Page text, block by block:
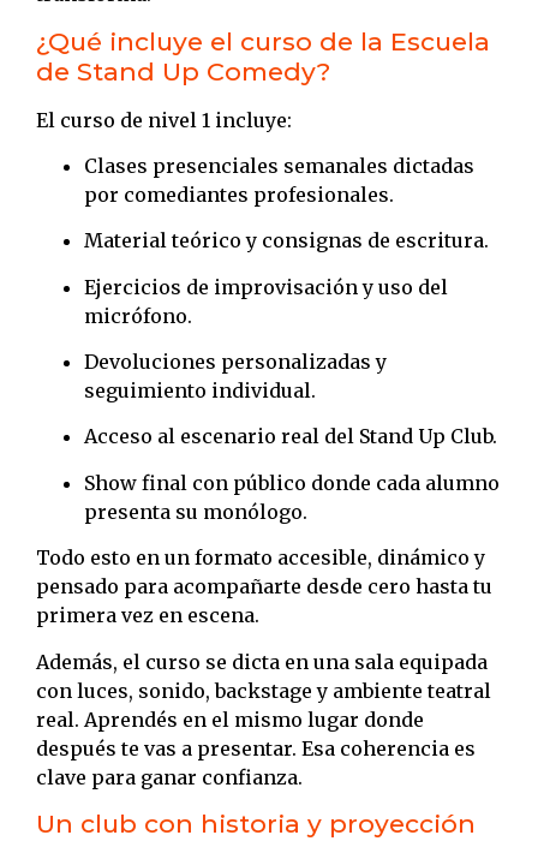
¿Qué incluye el curso de la Escuela
de Stand Up Comedy?
El curso de nivel 1 incluye:
Clases presenciales semanales dictadas
por comediantes profesionales.
Material teórico y consignas de escritura.
Ejercicios de improvisación y uso del
micrófono.
Devoluciones personalizadas y
seguimiento individual.
Acceso al escenario real del Stand Up Club.
Show final con público donde cada alumno
presenta su monólogo.
Todo esto en un formato accesible, dinámico y
pensado para acompañarte desde cero hasta tu
primera vez en escena.
Además, el curso se dicta en una sala equipada
con luces, sonido, backstage y ambiente teatral
real. Aprendés en el mismo lugar donde
después te vas a presentar. Esa coherencia es
clave para ganar confianza.
Un club con historia y proyección